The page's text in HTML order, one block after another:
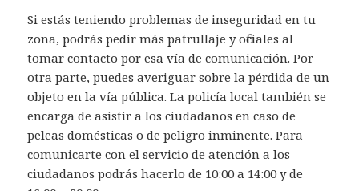
Si estás teniendo problemas de inseguridad en tu
zona, podrás pedir más patrullaje y oficiales al
tomar contacto por esa vía de comunicación. Por
otra parte, puedes averiguar sobre la pérdida de un
objeto en la vía pública. La policía local también se
encarga de asistir a los ciudadanos en caso de
peleas domésticas o de peligro inminente. Para
comunicarte con el servicio de atención a los
ciudadanos podrás hacerlo de 10:00 a 14:00 y de